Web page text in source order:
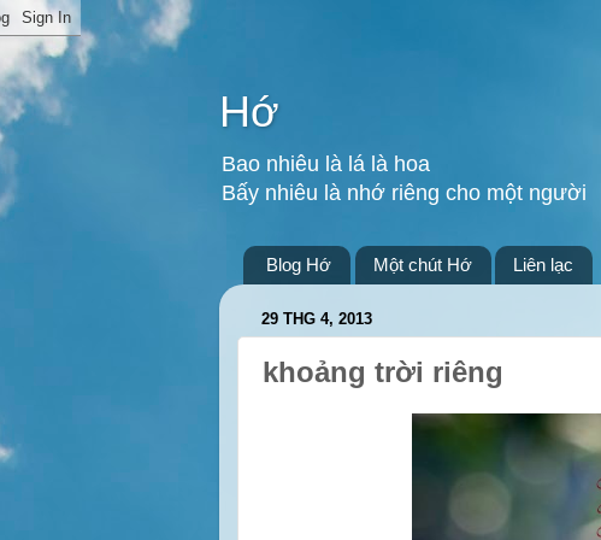
Hớ
Bao nhiêu là lá là hoa
Bấy nhiêu là nhớ riêng cho một người
Blog Hớ Một chút Hớ Liên lạc
29 THG 4, 2013
khoảng trời riêng